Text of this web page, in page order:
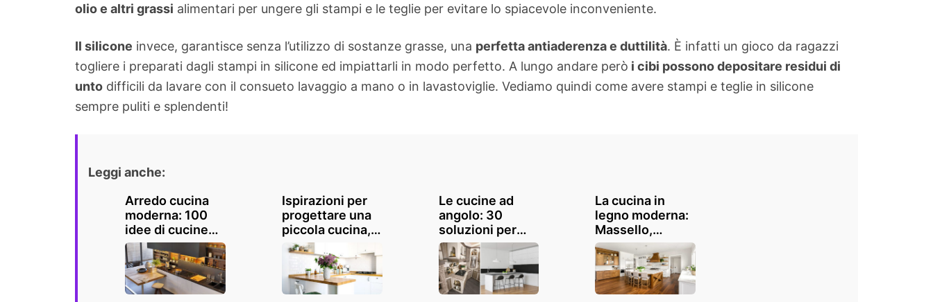
olio e altri grassi alimentari per ungere gli stampi e le teglie per evitare lo spiacevole inconveniente.
Il silicone invece, garantisce senza l’utilizzo di sostanze grasse, una perfetta antiaderenza e duttilità. È infatti un gioco da ragazzi
togliere i preparati dagli stampi in silicone ed impiattarli in modo perfetto. A lungo andare però i cibi possono depositare residui di
unto difficili da lavare con il consueto lavaggio a mano o in lavastoviglie. Vediamo quindi come avere stampi e teglie in silicone
sempre puliti e splendenti!
Leggi anche:
Arredo cucina
moderna: 100
idee di cucine
contemporanee
per ispirarvi
Ispirazioni per
progettare una
piccola cucina,
bella e
funzionale
Le cucine ad
angolo: 30
soluzioni per
sfruttare al
meglio lo spazio
La cucina in
legno moderna:
Massello,
rovere, bianche
e legno e tante
altre
ispirazioni...